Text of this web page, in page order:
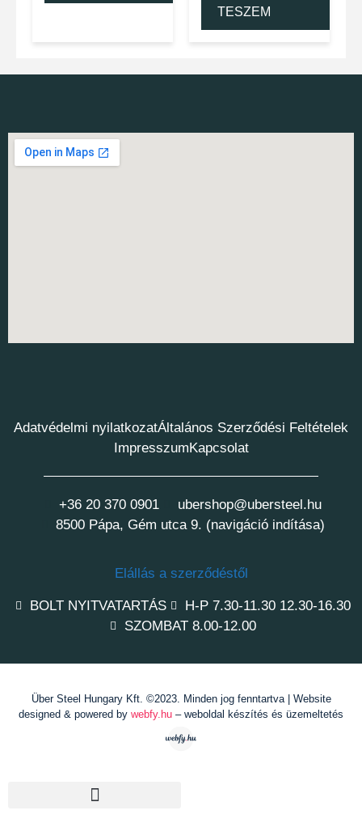
TESZEM
Adatvédelmi nyilatkozatÁltalános Szerződési Feltételek
ImpresszumKapcsolat
+36 20 370 0901
ubershop@ubersteel.hu
8500 Pápa, Gém utca 9. (navigáció indítása)
Elállás a szerződéstől
BOLT NYITVATARTÁS
H-P 7.30-11.30 12.30-16.30
SZOMBAT 8.00-12.00
Über Steel Hungary Kft. ©2023. Minden jog fenntartva | Website
designed & powered by webfy.hu – weboldal készítés és üzemeltetés